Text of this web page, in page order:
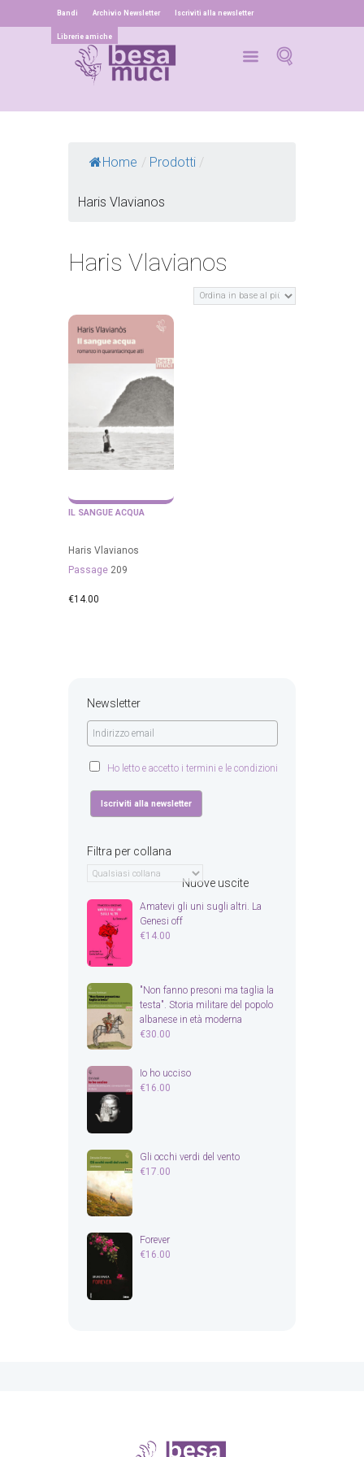
Bandi Archivio Newsletter Iscriviti alla newsletter
Librerie amiche
Home / Prodotti /
Haris Vlavianos
Haris Vlavianos
IL SANGUE ACQUA
Haris Vlavianos
Passage 209
€14.00
Newsletter
Ho letto e accetto i termini e le condizioni
Filtra per collana
Nuove uscite
Amatevi gli uni sugli altri. La
Genesi off
€14.00
"Non fanno presoni ma taglia la
testa". Storia militare del popolo
albanese in età moderna
€30.00
Io ho ucciso
€16.00
Gli occhi verdi del vento
€17.00
Forever
€16.00